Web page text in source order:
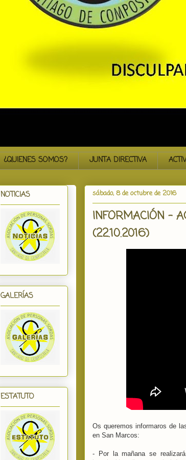
¿QUIENES SOMOS? JUNTA DIRECTIVA
sábado, 8 de octubre de 2016
INFORMACIÓN -
(22.10.2016)
Os queremos informaros de
en San Marcos:
- Por la mañana se
NOTICIAS
GALERÍAS
ESTATUTO